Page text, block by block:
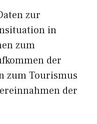
zur
in
zum
der
zum Tourismus
der